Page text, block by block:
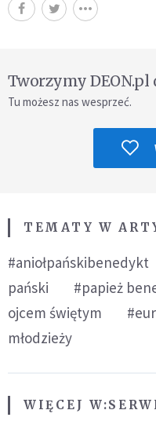
Tworzymy DEON.pl
Tu możesz nas wesprzeć.
TEMATY W
#aniołpańskibenedykt
pański
#papież
ojcem świętym
młodzieży
WIĘCEJ W: